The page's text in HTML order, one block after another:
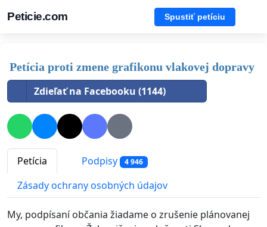
Peticie.com Spustiť petíciu
Petícia proti zmene grafikonu vlakovej dopravy
Zdieľať na Facebooku (1144)
Petícia Podpisy 4 946
Zásady ochrany osobných údajov
My, podpísaní občania žiadame o zrušenie plánovanej